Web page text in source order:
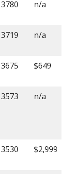
3780 n/a
3719 n/a
3675 $649
3573 n/a
3530 $2,999